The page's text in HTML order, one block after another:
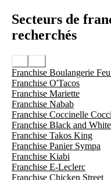
Secteurs de
recherchés
Franchise Boulangerie
Franchise O'Tacos
Franchise Mariette
Franchise Nabab
Franchise Coccinelle
Franchise Black and
Franchise Takos King
Franchise Panier Sympa
Franchise Kiabi
Franchise E-Leclerc
Franchise Chicken Street